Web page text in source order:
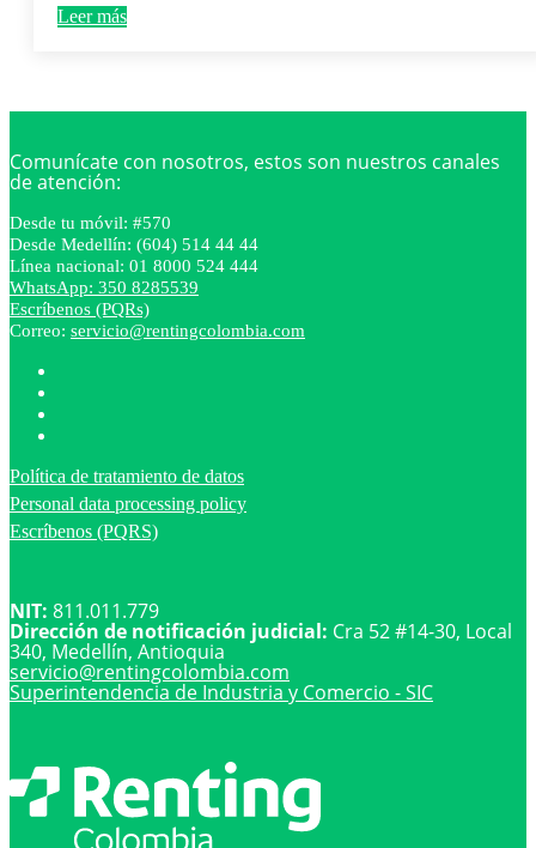
Leer más
Comunícate con nosotros, estos son nuestros canales
de atención:
Desde tu móvil: #570
Desde Medellín: (604) 514 44 44
Línea nacional: 01 8000 524 444
WhatsApp: 350 8285539
Escríbenos (PQRs)
Correo: servicio@rentingcolombia.com
Política de tratamiento de datos
Personal data processing policy
Escríbenos (PQRS)
NIT: 811.011.779
Dirección de notificación judicial: Cra 52 #14-30, Local
340, Medellín, Antioquia
servicio@rentingcolombia.com
Superintendencia de Industria y Comercio - SIC